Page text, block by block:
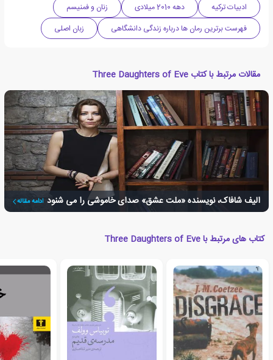
ادبیات ترکیه
دهه 2010 میلادی
زنان و فمنیسم
فهرست برترین رمان ها درباره زندگی دانشگاهی
زبان اصلی
مقالات مرتبط با کتاب Three Daughters of Eve
الیف شافاک، نویسنده «ملت عشق» صدای خاموشی را می شنود ادامه مقاله
کتاب های مرتبط با Three Daughters of Eve